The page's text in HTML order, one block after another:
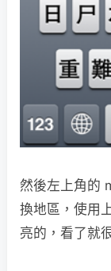
然後左上角的
換地區，使用
亮的，看了就